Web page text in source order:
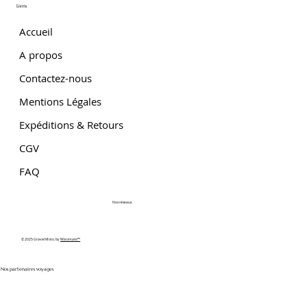
Liens
Accueil
A propos
Contactez-nous
Mentions Légales
Expéditions & Retours
CGV
FAQ
Nos partenaires voyages
© 2025 Gravel Moto. byWixomatic™
Nos réseaux